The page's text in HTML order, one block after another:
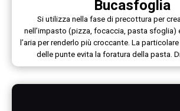
Bucasfoglia
Si utilizza nella fase di precottura per
nell’impasto (pizza, focaccia, pasta sfoglia)
l’aria per renderlo più croccante. La
delle punte evita la foratura della pasta.